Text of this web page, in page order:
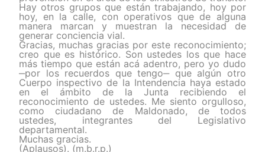
Hay otros grupos que están trabajando, hoy por
hoy, en la calle, con operativos que de alguna
manera marcan y muestran la necesidad de
generar conciencia vial.
Gracias, muchas gracias por este reconocimiento;
creo que es histórico. Son ustedes los que hace
más tiempo que están acá adentro, pero yo dudo
‒por los recuerdos que tengo‒ que algún otro
Cuerpo inspectivo de la Intendencia haya estado
en el ámbito de la Junta recibiendo el
reconocimiento de ustedes. Me siento orgulloso,
como ciudadano de Maldonado, de todos
ustedes, integrantes del Legislativo
departamental.
Muchas gracias.
(Aplausos). (m.b.r.p.)